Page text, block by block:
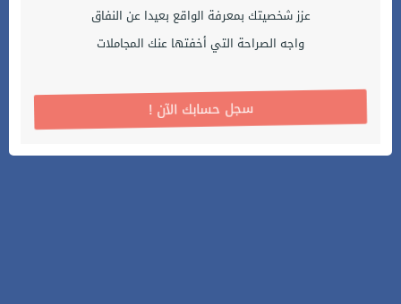
عزز شخصيتك بمعرفة الواقع بعيدا عن النفاق
واجه الصراحة التي أخفتها عنك المجاملات
! سجل حسابك الآن